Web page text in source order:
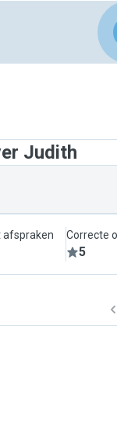
Judith
afspraken Correcte
5